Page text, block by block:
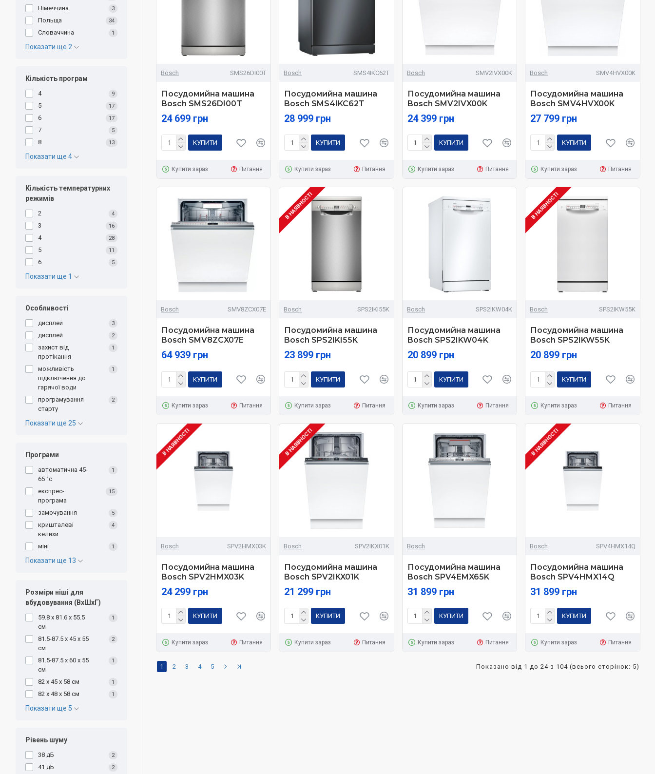
Німеччина 3
Польща 34
Словаччина 1
Показати ще 2
Кількість програм
4 9
5 17
6 17
7 5
8 13
Показати ще 4
Кількість температурних
режимів
2 4
3 16
4 28
5 11
6 5
Показати ще 1
Особливості
дисплей 3
дисплей 2
захист від
протікання
1
можливість
підключення до
гарячої води
1
програмування
старту
2
Показати ще 25
Програми
автоматична 45-
65 °c
1
експрес-
програма
15
замочування 5
кришталеві
келихи
4
міні 1
Показати ще 13
Розміри ніші для
вбудовування (ВxШxГ)
59.8 х 81.6 х 55.5
см
1
81.5-87.5 x 45 x 55
см
2
81.5-87.5 х 60 х 55
см
1
82 х 45 х 58 см 1
82 х 48 х 58 см 1
Показати ще 5
Рівень шуму
38 дБ 2
41 дБ 2
Bosch SMS26DI00T
Посудомийна машина
Bosch SMS26DI00T
24 699 грн
КУПИТИ
Купити зараз Питання
Bosch SMS4IKC62T
Посудомийна машина
Bosch SMS4IKC62T
28 999 грн
КУПИТИ
Купити зараз Питання
Bosch SMV2IVX00K
Посудомийна машина
Bosch SMV2IVX00K
24 399 грн
КУПИТИ
Купити зараз Питання
Bosch SMV4HVX00K
Посудомийна машина
Bosch SMV4HVX00K
27 799 грн
КУПИТИ
Купити зараз Питання
Bosch SMV8ZCX07E
Посудомийна машина
Bosch SMV8ZCX07E
64 939 грн
КУПИТИ
Купити зараз Питання
В НАЯВНОСТІ
Bosch SPS2IKI55K
Посудомийна машина
Bosch SPS2IKI55K
23 899 грн
КУПИТИ
Купити зараз Питання
Bosch SPS2IKW04K
Посудомийна машина
Bosch SPS2IKW04K
20 899 грн
КУПИТИ
Купити зараз Питання
В НАЯВНОСТІ
Bosch SPS2IKW55K
Посудомийна машина
Bosch SPS2IKW55K
20 899 грн
КУПИТИ
Купити зараз Питання
В НАЯВНОСТІ
Bosch SPV2HMX03K
Посудомийна машина
Bosch SPV2HMX03K
24 299 грн
КУПИТИ
Купити зараз Питання
В НАЯВНОСТІ
Bosch SPV2IKX01K
Посудомийна машина
Bosch SPV2IKX01K
21 299 грн
КУПИТИ
Купити зараз Питання
Bosch
Посудомийна машина
Bosch SPV4EMX65K
31 899 грн
КУПИТИ
Купити зараз Питання
В НАЯВНОСТІ
Bosch SPV4HMX14Q
Посудомийна машина
Bosch SPV4HMX14Q
31 899 грн
КУПИТИ
Купити зараз Питання
1 2 3 4 5 Показано від 1 до 24 з 104 (всього сторінок: 5)